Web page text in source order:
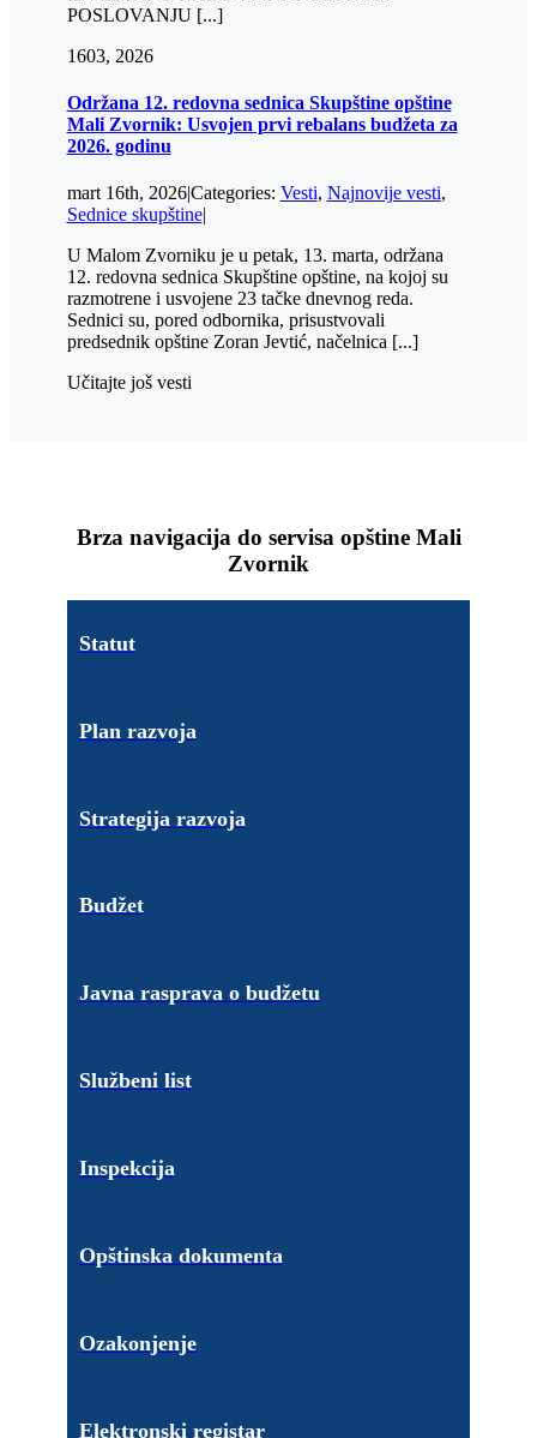
POSLOVANJU [...]
1603, 2026
Održana 12. redovna sednica Skupštine opštine
Mali Zvornik: Usvojen prvi rebalans budžeta za
2026. godinu
mart 16th, 2026|Categories: Vesti, Najnovije vesti,
Sednice skupštine|
U Malom Zvorniku je u petak, 13. marta, održana
12. redovna sednica Skupštine opštine, na kojoj su
razmotrene i usvojene 23 tačke dnevnog reda.
Sednici su, pored odbornika, prisustvovali
predsednik opštine Zoran Jevtić, načelnica [...]
Učitajte još vesti
Brza navigacija do servisa opštine Mali
Zvornik
Statut
Plan razvoja
Strategija razvoja
Budžet
Javna rasprava o budžetu
Službeni list
Inspekcija
Opštinska dokumenta
Ozakonjenje
Elektronski registar